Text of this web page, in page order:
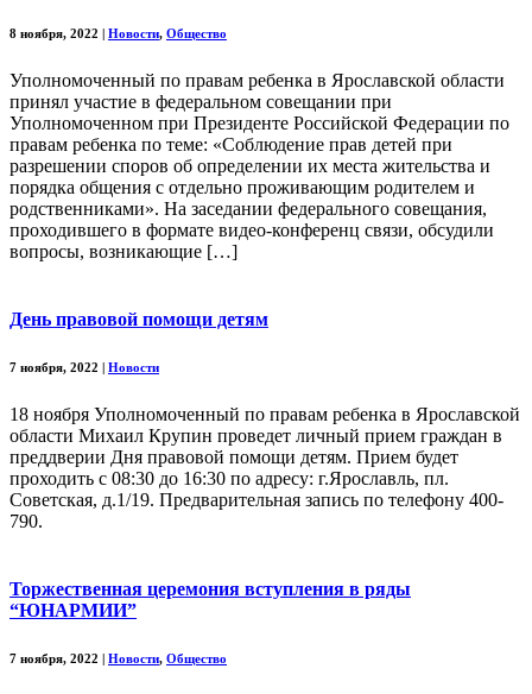
8 ноября, 2022 | Новости, Общество
Уполномоченный по правам ребенка в Ярославской области
принял участие в федеральном совещании при
Уполномоченном при Президенте Российской Федерации по
правам ребенка по теме: «Соблюдение прав детей при
разрешении споров об определении их места жительства и
порядка общения с отдельно проживающим родителем и
родственниками». На заседании федерального совещания,
проходившего в формате видео-конференц связи, обсудили
вопросы, возникающие […]
День правовой помощи детям
7 ноября, 2022 | Новости
18 ноября Уполномоченный по правам ребенка в Ярославской
области Михаил Крупин проведет личный прием граждан в
преддверии Дня правовой помощи детям. Прием будет
проходить с 08:30 до 16:30 по адресу: г.Ярославль, пл.
Советская, д.1/19. Предварительная запись по телефону 400-
790.
Торжественная церемония вступления в ряды
“ЮНАРМИИ”
7 ноября, 2022 | Новости, Общество